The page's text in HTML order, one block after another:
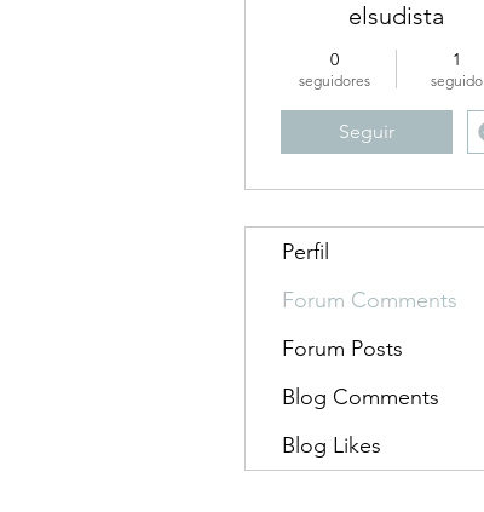
elsudista
0
seguidores
1
seguido
Seguir
Perfil
Forum Comments
Forum Posts
Blog Comments
Blog Likes